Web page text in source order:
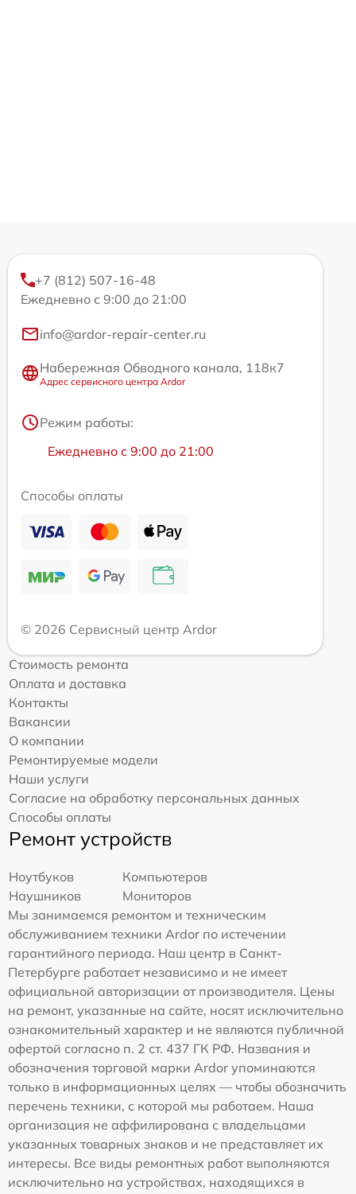
+7 (812) 507-16-48
Ежедневно с 9:00 до 21:00
info@ardor-repair-center.ru
Набережная Обводного канала, 118к7
Адрес сервисного центра Ardor
Режим работы:
Ежедневно с 9:00 до 21:00
Способы оплаты
© 2026 Сервисный центр Ardor
Стоимость ремонта
Оплата и доставка
Контакты
Вакансии
О компании
Ремонтируемые модели
Наши услуги
Согласие на обработку персональных данных
Способы оплаты
Ремонт устройств
Ноутбуков
Компьютеров
Наушников
Мониторов
Мы занимаемся ремонтом и техническим
обслуживанием техники Ardor по истечении
гарантийного периода. Наш центр в Санкт-
Петербурге работает независимо и не имеет
официальной авторизации от производителя. Цены
на ремонт, указанные на сайте, носят исключительно
ознакомительный характер и не являются публичной
офертой согласно п. 2 ст. 437 ГК РФ. Названия и
обозначения торговой марки Ardor упоминаются
только в информационных целях — чтобы обозначить
перечень техники, с которой мы работаем. Наша
организация не аффилирована с владельцами
указанных товарных знаков и не представляет их
интересы. Все виды ремонтных работ выполняются
исключительно на устройствах, находящихся в